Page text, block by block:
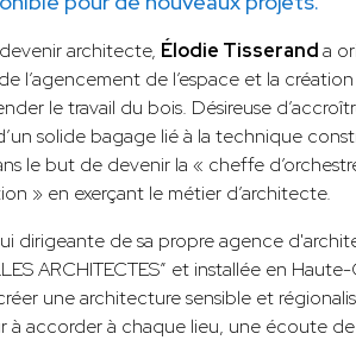
architecte, Élodie Tisseranda
l’agencement de l’espace et la
le travail du bois. Désireuse
solide bagage lié à la technique
le but de devenir la « cheffe
» en exerçant le métier d’architecte.
dirigeante de sa propre agence
ARCHITECTES” et installée en
une architecture sensible et
à accorder à chaque lieu, une écoute